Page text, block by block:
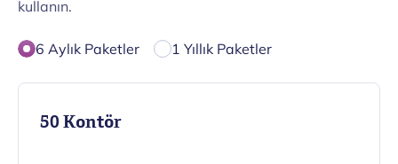
kullanın.
6 Aylık Paketler 1 Yıllık Paketler
50 Kontör